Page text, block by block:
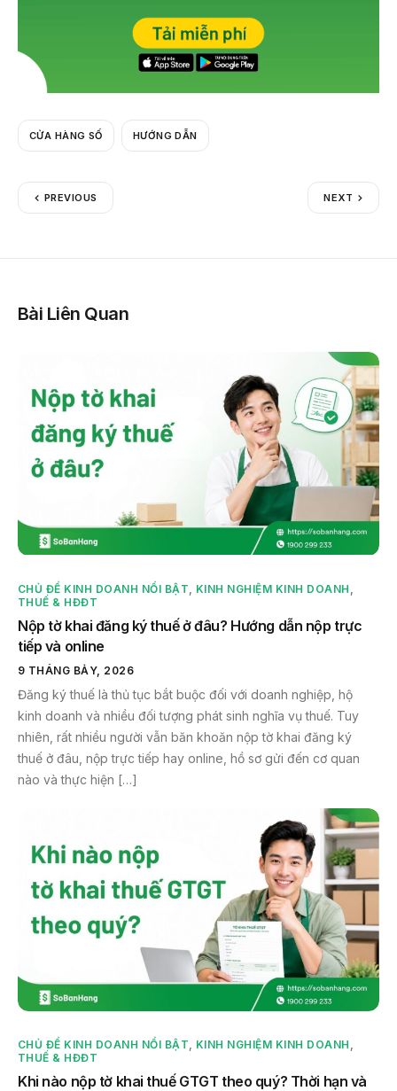
CỬA HÀNG SỐ HƯỚNG DẪN
PREVIOUS NEXT
Bài Liên Quan
CHỦ ĐỀ KINH DOANH NỔI BẬT KINH NGHIỆM KINH DOANH
THUẾ & HĐĐT
Nộp tờ khai đăng ký thuế ở đâu? Hướng dẫn nộp trực
tiếp và online
9 THÁNG BẢY, 2026
Đăng ký thuế là thủ tục bắt buộc đối với doanh nghiệp, hộ
kinh doanh và nhiều đối tượng phát sinh nghĩa vụ thuế. Tuy
nhiên, rất nhiều người vẫn băn khoăn nộp tờ khai đăng ký
thuế ở đâu, nộp trực tiếp hay online, hồ sơ gửi đến cơ quan
nào và thực hiện […]
CHỦ ĐỀ KINH DOANH NỔI BẬT KINH NGHIỆM KINH DOANH
THUẾ & HĐĐT
Khi nào nộp tờ khai thuế GTGT theo quý? Thời hạn và